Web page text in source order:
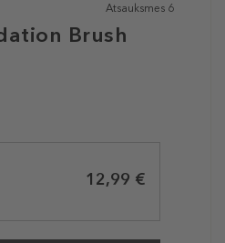
Brush
5.0
no
Atsauksmes 6
12,99 €